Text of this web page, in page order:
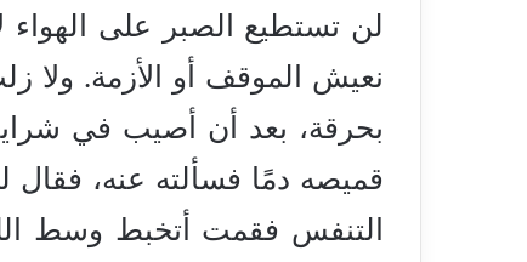
لن تستطيع الصبر على الهواء
نعيش الموقف أو الأزمة. ولا
بحرقة، بعد أن أصيب في
قميصه دمًا فسألته عنه،
التنفس فقمت أتخبط وسط